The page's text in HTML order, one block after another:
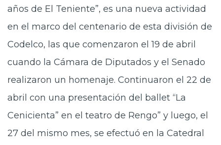
años de El Teniente”, es una nueva actividad
en el marco del centenario de esta división de
Codelco, las que comenzaron el 19 de abril
cuando la Cámara de Diputados y el Senado
realizaron un homenaje. Continuaron el 22 de
abril con una presentación del ballet “La
Cenicienta” en el teatro de Rengo” y luego, el
27 del mismo mes, se efectuó en la Catedral